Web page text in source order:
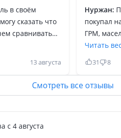
в своём
сказать что
сравнивать
с
сказать что
своей тягой
перед
в
13 августа
Нуржан:
покупал
ГРМ,
то в
Читать
31 8
Смотреть все отзывы
c 4 августа